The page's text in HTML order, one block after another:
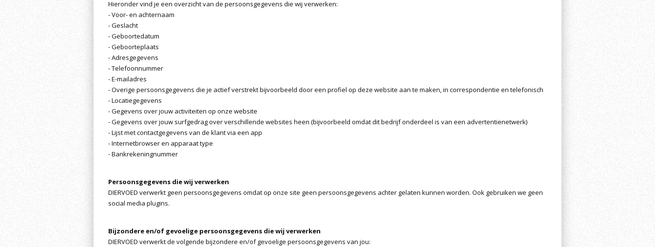
Hieronder vind je een overzicht van de persoonsgegevens die wij verwerken:
- Voor- en achternaam
- Geslacht
- Geboortedatum
- Geboorteplaats
- Adresgegevens
- Telefoonnummer
- E-mailadres
- Overige persoonsgegevens die je actief verstrekt bijvoorbeeld door een profiel op deze website aan te maken, in correspondentie en telefonisch
- Locatiegegevens
- Gegevens over jouw activiteiten op onze website
- Gegevens over jouw surfgedrag over verschillende websites heen (bijvoorbeeld omdat dit bedrijf onderdeel is van een advertentienetwerk)
- Lijst met contactgegevens van de klant via een app
- Internetbrowser en apparaat type
- Bankrekeningnummer
Persoonsgegevens die wij verwerken
DIERVOED verwerkt geen persoonsgegevens omdat op onze site geen persoonsgegevens achter gelaten kunnen worden. Ook gebruiken we geen
social media plugins.
Bijzondere en/of gevoelige persoonsgegevens die wij verwerken
DIERVOED verwerkt de volgende bijzondere en/of gevoelige persoonsgegevens van jou: